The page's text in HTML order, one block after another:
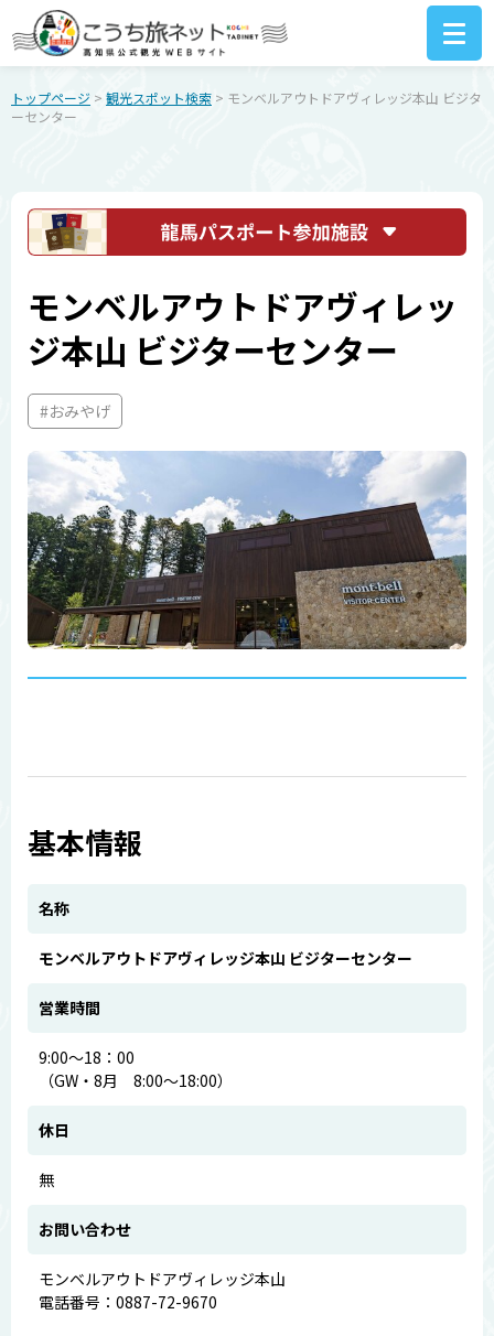
トップページ > 観光スポット検索 > モンベルアウトドアヴィレッジ本山 ビジタ
ーセンター
モンベルアウトドアヴィレッ
ジ本山 ビジターセンター
#おみやげ
基本情報
名称
モンベルアウトドアヴィレッジ本山 ビジターセンター
営業時間
9:00～18：00
（GW・8月 8:00～18:00）
休日
無
お問い合わせ
モンベルアウトドアヴィレッジ本山
電話番号：0887-72-9670